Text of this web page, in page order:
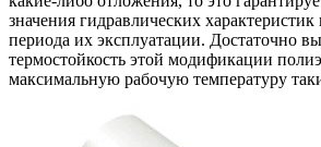
значения гидравлических
периода их эксплуатации. Достаточно
термостойкость этой модификации
максимальную рабочую температуру